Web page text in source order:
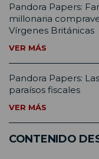
Pandora Papers:
millonaria
Vírgenes Británicas
VER MÁS
Pandora Papers:
paraísos fiscales
VER MÁS
CONTENIDO